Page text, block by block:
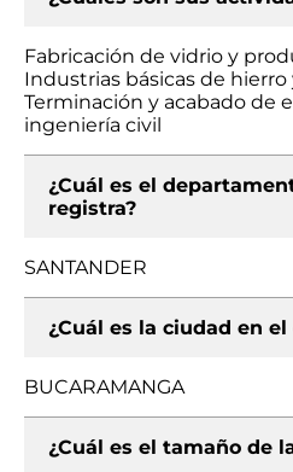
Fabricación de vidrio y
Industrias básicas de hierro
Terminación y acabado de
ingeniería civil
¿Cuál es el
registra?
SANTANDER
¿Cuál es la ciudad en
BUCARAMANGA
¿Cuál es el tamaño de